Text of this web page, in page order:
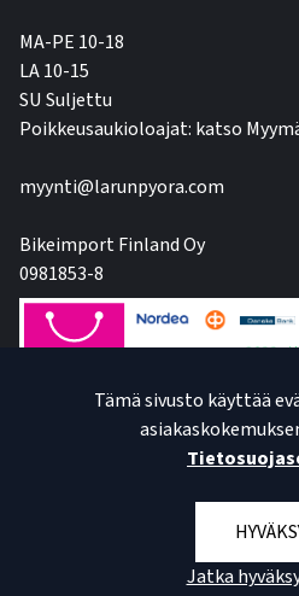
MA-PE 10-18
LA 10-15
SU Suljettu
Poikkeusaukioloajat: katso
myynti@larunpyora.com
Bikeimport Finland Oy
0981853-8
Tämä sivusto käyttää
Jatka